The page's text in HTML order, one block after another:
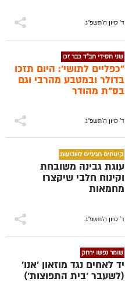
ד' סיון ה׳תשפ״ג
שני חסידי חב"ד כבר זכו
"כפליים לתושי': היום תזכו
בדולר ובמטבע מהרבי וגם
בס"ת מהודר
ד' סיון ה׳תשפ״ג
קינוחים חגיגיים לשבועות
עוגת גבינה משובחת
וקינוח חלבי שיקצרו
מחמאות
ד' סיון ה׳תשפ״ג
שומר נפשו ירחק
יד לאחים נגד מוזאון 'אנו'
(לשעבר 'בית התפוצות')